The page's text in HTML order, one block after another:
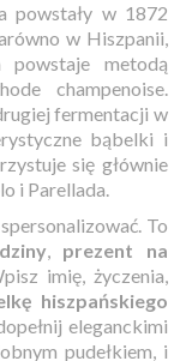
powstały w 1872
w Hiszpanii,
metodą
champenoise.
fermentacji w
bąbelki i
się głównie
i Parellada.
To
prezent na
imię, życzenia,
hiszpańskiego
dopełnij eleganckimi
pudełkiem, i